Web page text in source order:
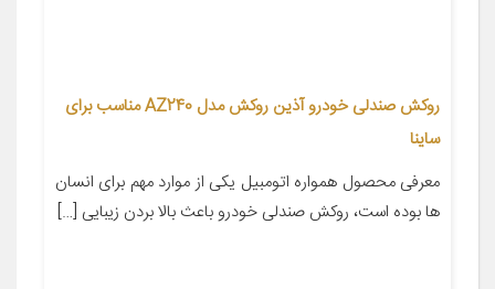
روکش صندلی خودرو آذین روکش مدل AZ240 مناسب برای
ساینا
معرفی محصول همواره اتومبیل یکی از موارد مهم برای انسان
ها بوده است، روکش صندلی خودرو باعث بالا بردن زیبایی […]